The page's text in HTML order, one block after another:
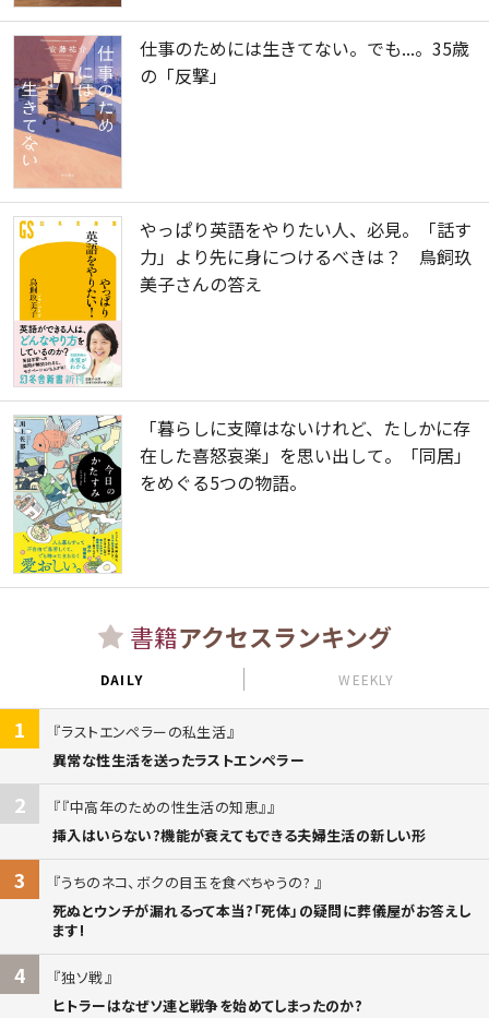
仕事のためには生きてない。でも...。35歳
の「反撃」
やっぱり英語をやりたい人、必見。「話す
力」より先に身につけるべきは？ 鳥飼玖
美子さんの答え
「暮らしに支障はないけれど、たしかに存
在した喜怒哀楽」を思い出して。「同居」
をめぐる5つの物語。
書籍アクセスランキング
DAILY WEEKLY
1
ラストエンペラーの私生活
異常な性生活を送ったラストエンペラー
2
『中高年のための性生活の知恵』
挿入はいらない?機能が衰えてもできる夫婦生活の新しい形
3
うちのネコ、ボクの目玉を食べちゃうの?
死ぬとウンチが漏れるって本当?「死体」の疑問に葬儀屋がお答えし
ます!
4
独ソ戦
ヒトラーはなぜソ連と戦争を始めてしまったのか?